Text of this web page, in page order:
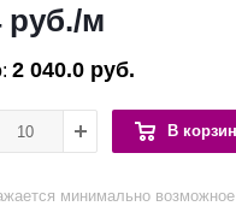
руб./м
2 040.0 руб.
В
минимально